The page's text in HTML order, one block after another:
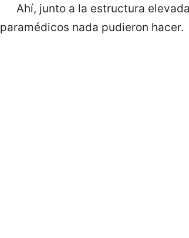
Ahí, junto a la estructura
paramédicos nada pudieron hacer.